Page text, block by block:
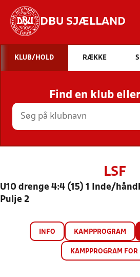
DBU SJÆLLAND
STILLINGER,
HOLD
KLUB/HOLD RÆKKE
Find en klub
LSF
U10 drenge 4:4 (15) 1 Inde/
Pulje 2
INFO KAMPPROGRAM
KAMPPROGRAM FOR